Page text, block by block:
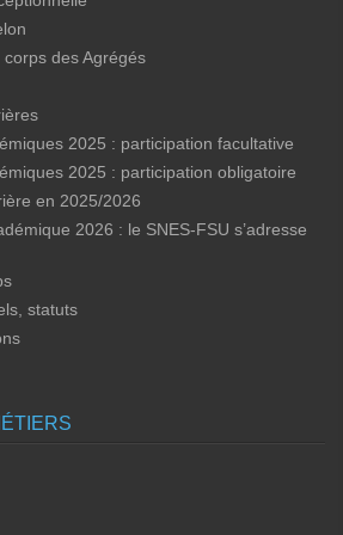
corps des Agrégés
2025 : participation facultative
2025 : participation obligatoire
en 2025/2026
2026 : le SNES-FSU s’adresse
statuts